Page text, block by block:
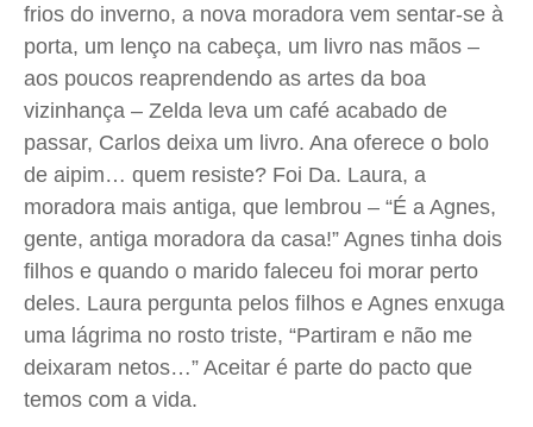
frios do inverno, a nova moradora vem sentar-se à
porta, um lenço na cabeça, um livro nas mãos –
aos poucos reaprendendo as artes da boa
vizinhança – Zelda leva um café acabado de
passar, Carlos deixa um livro. Ana oferece o bolo
de aipim… quem resiste? Foi Da. Laura, a
moradora mais antiga, que lembrou – “É a Agnes,
gente, antiga moradora da casa!” Agnes tinha dois
filhos e quando o marido faleceu foi morar perto
deles. Laura pergunta pelos filhos e Agnes enxuga
uma lágrima no rosto triste, “Partiram e não me
deixaram netos…” Aceitar é parte do pacto que
temos com a vida.